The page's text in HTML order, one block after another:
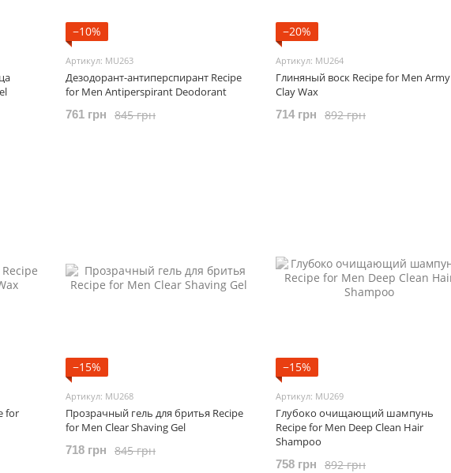
−10%
Артикул: MU263
Дезодорант-антиперспирант Recipe
for Men Antiperspirant Deodorant
845 грн
761 грн
−20%
Артикул: MU264
Глиняный воск Recipe for Men Army
Clay Wax
892 грн
714 грн
for
−15%
Артикул: MU268
Прозрачный гель для бритья Recipe
for Men Clear Shaving Gel
845 грн
718 грн
−15%
Артикул: MU269
Глубоко очищающий шампунь
Recipe for Men Deep Clean Hair
Shampoo
892 грн
758 грн